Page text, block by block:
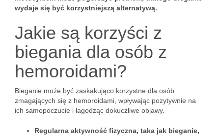
wydaje się być korzystniejszą alternatywą.
Jakie są korzyści z
biegania dla osób z
hemoroidami?
Bieganie może być zaskakująco korzystne dla osób
zmagających się z hemoroidami, wpływając pozytywnie na
ich samopoczucie i łagodząc dokuczliwe objawy.
Regularna aktywność fizyczna, taka jak bieganie,